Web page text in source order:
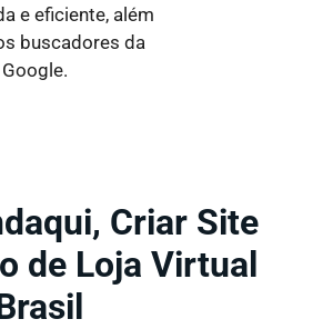
e eficiente, além
buscadores da
Criar Site
de Loja Virtual